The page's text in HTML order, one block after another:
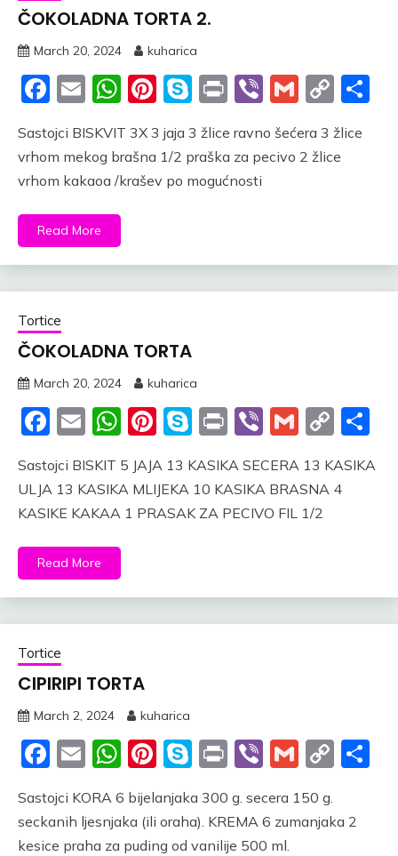
ČOKOLADNA TORTA 2.
March 20, 2024 kuharica
Facebook
EmailWhatsApp
Pinterest
Skype
PrintViberGmail
Link
Sastojci BISKVIT 3X 3 jaja 3 žlice ravno šećera 3 žlice
vrhom mekog brašna 1/2 praška za pecivo 2 žlice
vrhom kakaoa /krašev po mogućnosti
Read More
Tortice
ČOKOLADNA TORTA
March 20, 2024 kuharica
Facebook
EmailWhatsApp
Pinterest
Skype
PrintViberGmail
Sastojci BISKIT 5 JAJA 13 KASIKA SECERA 13 KASIKA
ULJA 13 KASIKA MLIJEKA 10 KASIKA BRASNA 4
KASIKE KAKAA 1 PRASAK ZA PECIVO FIL 1/2
Read More
Tortice
CIPIRIPI TORTA
March 2, 2024 kuharica
Facebook
EmailWhatsApp
Pinterest
Skype
PrintViberGmail
Sastojci KORA 6 bijelanjaka 300 g. secera 150 g.
seckanih ljesnjaka (ili oraha). KREMA 6 zumanjaka 2
kesice praha za puding od vanilije 500 ml.